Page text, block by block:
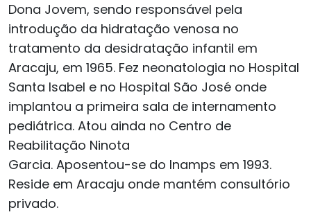
Dona Jovem, sendo responsável pela
introdução da hidratação venosa no
tratamento da desidratação infantil em
Aracaju, em 1965. Fez neonatologia no Hospital
Santa Isabel e no Hospital São José onde
implantou a primeira sala de internamento
pediátrica. Atou ainda no Centro de
Reabilitação Ninota
Garcia. Aposentou-se do Inamps em 1993.
Reside em Aracaju onde mantém consultório
privado.